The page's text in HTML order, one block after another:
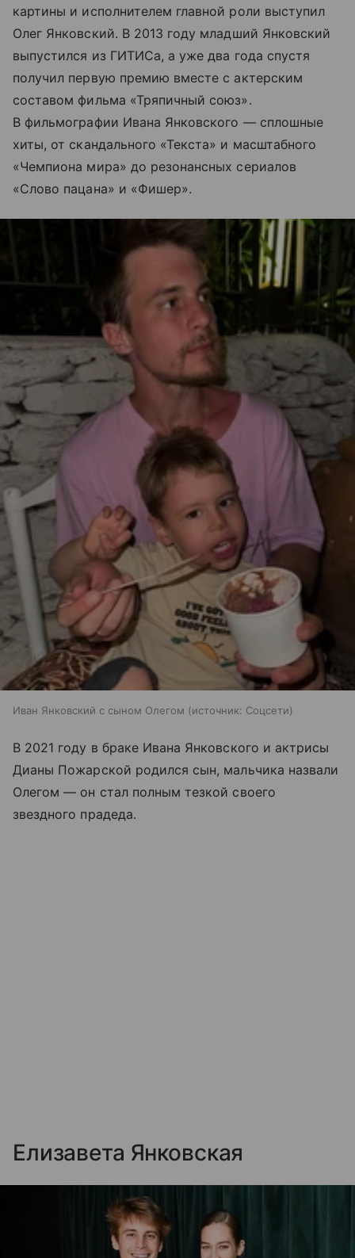
картины и исполнителем главной роли выступил
Олег Янковский. В 2013 году младший Янковский
выпустился из ГИТИСа, а уже два года спустя
получил первую премию вместе с актерским
составом фильма «Тряпичный союз».
В фильмографии Ивана Янковского — сплошные
хиты, от скандального «Текста» и масштабного
«Чемпиона мира» до резонансных сериалов
«Слово пацана» и «Фишер».
Иван Янковский с сыном Олегом источник: Соцсети
В 2021 году в браке Ивана Янковского и актрисы
Дианы Пожарской родился сын, мальчика назвали
Олегом — он стал полным тезкой своего
звездного прадеда.
Елизавета Янковская